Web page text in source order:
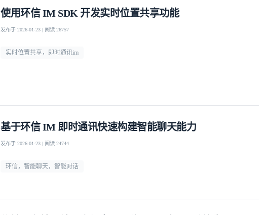
使用环信 IM SDK 开发实时位置共享功能
发布于 2026-01-23 | 阅读 26757
实时位置共享，即时通讯im
基于环信 IM 即时通讯快速构建智能聊天能力
发布于 2026-01-23 | 阅读 24744
环信，智能聊天，智能对话